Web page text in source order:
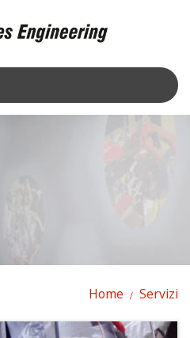
Home Servizi